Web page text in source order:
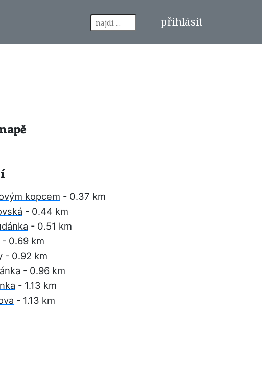
přihlásit
kopcem - 0.37 km
- 0.44 km
- 0.51 km
- 0.69 km
- 0.92 km
- 0.96 km
- 1.13 km
- 1.13 km